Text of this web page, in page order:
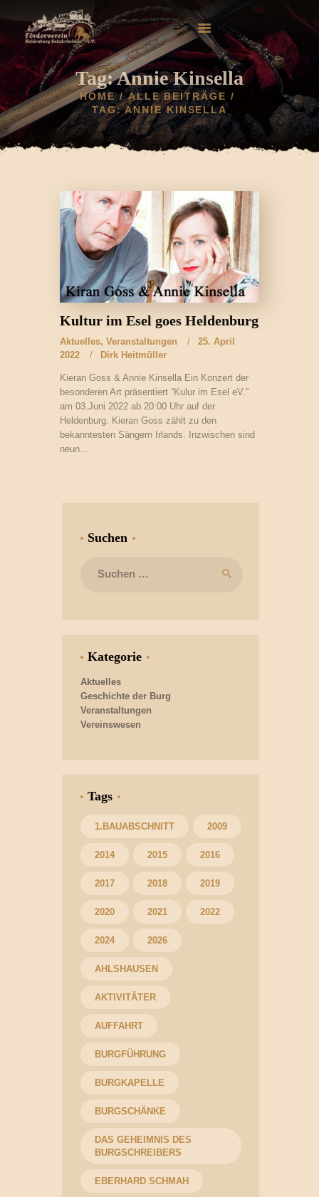
Tag: Annie Kinsella
HOME
ALLE BEITRÄGE
TAG: ANNIE KINSELLA
HOME
AKTUELLES
HISTORIE
VEREIN
GALERIE
Kultur im Esel goes Heldenburg
Aktuelles, Veranstaltungen
25. April
2022
Dirk Heitmüller
Kieran Goss & Annie Kinsella Ein Konzert der
besonderen Art präsentiert “Kulur im Esel eV.”
am 03.Juni 2022 ab 20:00 Uhr auf der
Heldenburg. Kieran Goss zählt zu den
bekanntesten Sängern Irlands. Inzwischen sind
neun…
Suchen
nach:
Kategorie
Aktuelles
Geschichte der Burg
Veranstaltungen
Vereinswesen
Tags
1.BAUABSCHNITT 2009
2014 2015 2016
2017 2018 2019
2020 2021 2022
2024 2026
AHLSHAUSEN
AKTIVITÄTER
AUFFAHRT
BURGFÜHRUNG
BURGKAPELLE
BURGSCHÄNKE
DAS GEHEIMNIS DES
BURGSCHREIBERS
EBERHARD SCHMAH